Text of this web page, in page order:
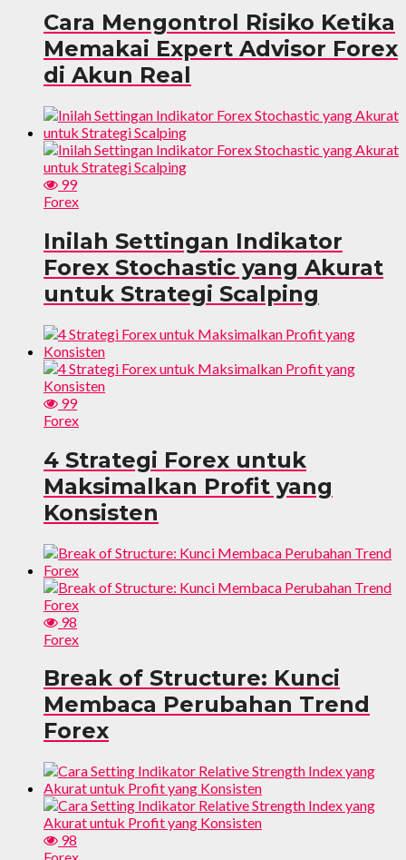
Cara Mengontrol Risiko Ketika
Memakai Expert Advisor Forex
di Akun Real
99
Forex
Inilah Settingan Indikator
Forex Stochastic yang Akurat
untuk Strategi Scalping
99
Forex
4 Strategi Forex untuk
Maksimalkan Profit yang
Konsisten
98
Forex
Break of Structure: Kunci
Membaca Perubahan Trend
Forex
98